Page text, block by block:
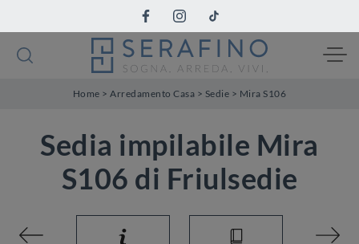
Home >Arredamento Casa > Sedie > Mira S106
Sedia impilabile Mira
S106 di Friulsedie